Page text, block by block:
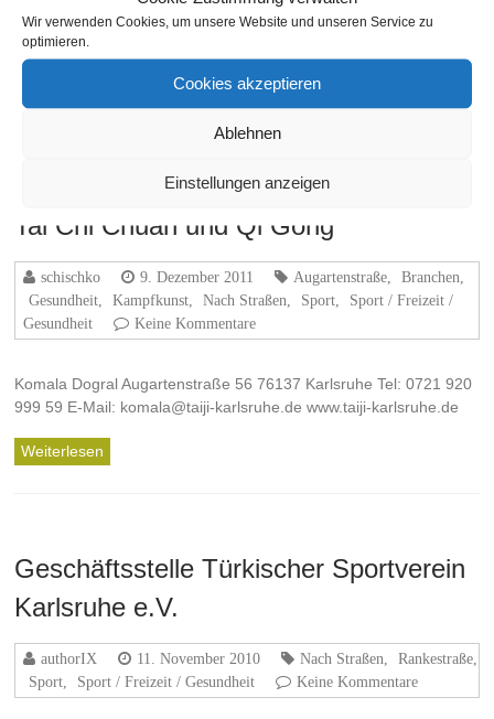
Wir verwenden Cookies, um unsere Website und unseren Service zu
optimieren.
Cookies akzeptieren
Ablehnen
Einstellungen anzeigen
Fotos der Badischen Meile in der Ettlinger-Straße und im
Beiertheimer Stadio. BadischeMeile.de Badische Meile bei
facebook Der Streckenverlauf:
Weiterlesen
Tai Chi Chuan und Qi Gong
schischko 9. Dezember 2011 Augartenstraße Branchen
Gesundheit
Kampfkunst Nach Straßen Sport
Sport / Freizeit /
Gesundheit
Keine Kommentare
Komala Dogral Augartenstraße 56 76137 Karlsruhe Tel: 0721 920
999 59 E-Mail: komala@taiji-karlsruhe.de www.taiji-karlsruhe.de
Weiterlesen
Geschäftsstelle Türkischer Sportverein
Karlsruhe e.V.
authorIX 11. November 2010 Nach Straßen Rankestraße
Sport
Sport / Freizeit / Gesundheit Keine Kommentare